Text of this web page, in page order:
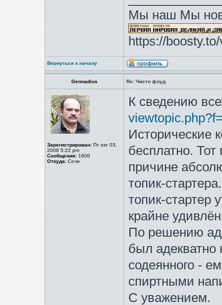
Мы наш Мы
https://
Вернуться к началу
Gennadius Re: Чисто флуд
Зарегистрирован: Пт окт 03,
2008 5:22 pm
Сообщения: 1600
Откуда: Сочи
К сведению
Исторические
бесплатно.
причине
топик-
топик-стартер
крайне
По решению
был адекватно
содеянного -
спиртными
С уважением.